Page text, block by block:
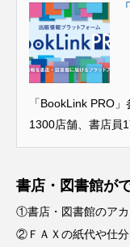
「BookLink PRO
1300店舗、書店員
書店・図書館が
①書店・図書館のア
②ＦＡＸの紙代や仕